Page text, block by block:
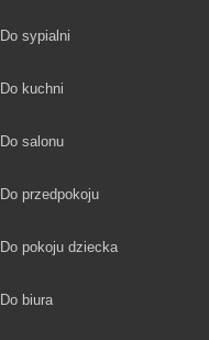
Fototapety
Do sypialni
Fototapety
Do kuchni
Fototapety
Do salonu
Fototapety
Do przedpokoju
Fototapety
Do pokoju dziecka
Fototapety
Do biura